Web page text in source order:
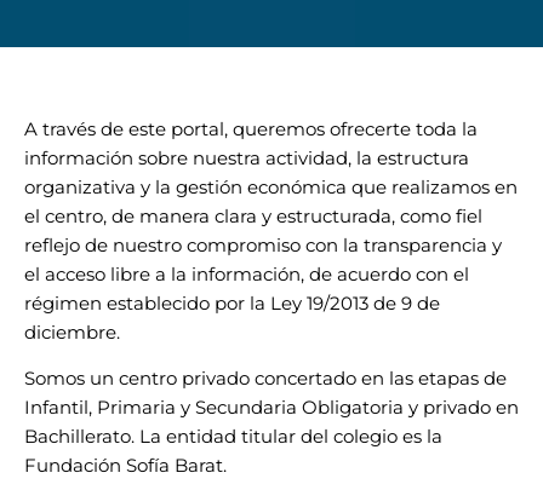
A través de este portal, queremos ofrecerte toda la
información sobre nuestra actividad, la estructura
organizativa y la gestión económica que realizamos en
el centro, de manera clara y estructurada, como fiel
reflejo de nuestro compromiso con la transparencia y
el acceso libre a la información, de acuerdo con el
régimen establecido por la Ley 19/2013 de 9 de
diciembre.
Somos un centro privado concertado en las etapas de
Infantil, Primaria y Secundaria Obligatoria y privado en
Bachillerato. La entidad titular del colegio es la
Fundación Sofía Barat.